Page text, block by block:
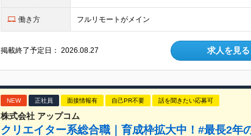
働き方 フルリモートがメイン
掲載終了予定日：2026.08.27 求人を見る
NEW 正社員 面接情報有 自己PR不要 話を聞きたい応募可
株式会社 アップコム
クリエイター系総合職｜育成枠拡大中！#最長2年